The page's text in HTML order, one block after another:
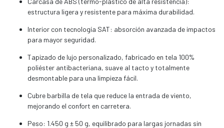
estructura ligera y resistente para máxima durabilidad.
Interior con tecnología SAT: absorción avanzada de impactos
para mayor seguridad.
Tapizado de lujo personalizado, fabricado en tela 100%
poliéster antibacteriana, suave al tacto y totalmente
desmontable para una limpieza fácil.
Cubre barbilla de tela que reduce la entrada de viento,
mejorando el confort en carretera.
Peso: 1.450 g ± 50 g, equilibrado para largas jornadas sin